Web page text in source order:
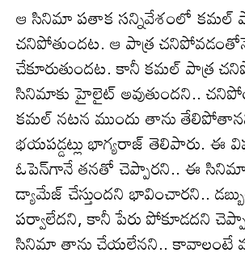
ఆ సినిమా పతాక సన్నివేశంలో కమల్
చనిపోతుందట. ఆ పాత్ర
చేకూరుతుందట. కానీ కమల్ పాత్ర
సినిమాకు హైలైట్ అవుతుందని..
కమల్ నటన ముందు తాను
భయపడ్డట్లు భాగ్యరాజ్ తెలిపారు.
ఓపెన్‌గానే తనతో చెప్పారని.. ఈ
డ్యామేజ్ చేస్తుందని భావించారని..
పర్వాలేదని, కానీ పేరు పోకూడదని
సినిమా తాను చేయలేనని.. కావాలంటే